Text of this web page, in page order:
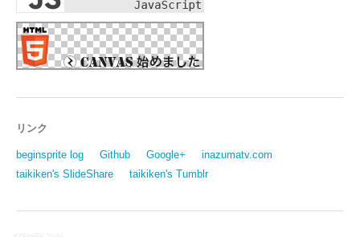
リンク
beginsprite log Github Google+
inazumatv.com
taikiken's SlideShare
taikiken's Tumblr